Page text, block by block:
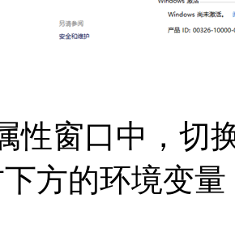
性窗口中，切
方的环境变量